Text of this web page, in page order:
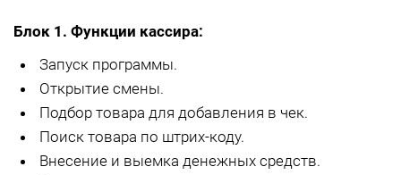
Блок 1. Функции кассира:
Запуск программы.
Открытие смены.
Подбор товара для добавления в чек.
Поиск товара по штрих-коду.
Внесение и выемка денежных средств.